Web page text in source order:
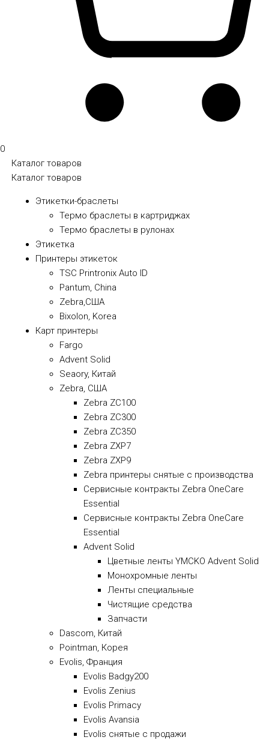
0
Каталог товаров
Каталог товаров
Этикетки-браслеты
Термо браслеты в картриджах
Термо браслеты в рулонах
Этикетка
Принтеры этикеток
TSC Printronix Auto ID
Pantum, China
Zebra,США
Bixolon, Korea
Карт принтеры
Fargo
Advent Solid
Seaory, Китай
Zebra, США
Zebra ZC100
Zebra ZC300
Zebra ZC350
Zebra ZXP7
Zebra ZXP9
Zebra принтеры снятые с производства
Сервисные контракты Zebra OneCare
Essential
Сервисные контракты Zebra OneCare
Essential
Advent Solid
Цветные ленты YMCKO Advent Solid
Монохромные ленты
Ленты специальные
Чистящие средства
Запчасти
Dascom, Китай
Pointman, Корея
Evolis, Франция
Evolis Badgy200
Evolis Zenius
Evolis Primacy
Evolis Avansia
Evolis снятые с продажи